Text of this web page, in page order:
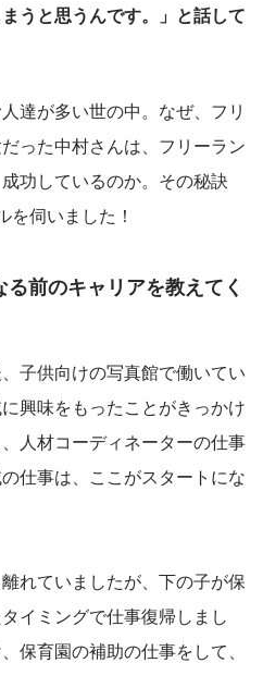
うと思うんです。」と話して
達が多い世の中。なぜ、フリ
った中村さんは、フリーラン
功しているのか。その秘訣
を伺いました！
前のキャリアを教えてく
子供向けの写真館で働いてい
興味をもったことがきっかけ
人材コーディネーターの仕事
仕事は、ここがスタートにな
れていましたが、下の子が保
イミングで仕事復帰しまし
保育園の補助の仕事をして、